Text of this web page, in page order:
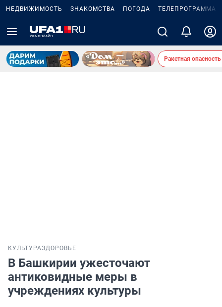
НЕДВИЖИМОСТЬ ЗНАКОМСТВА ПОГОДА ТЕЛЕПРОГРАММА
Ракетная
КУЛЬТУРАЗДОРОВЬЕ
В Башкирии ужесточают
антиковидные меры в
учреждениях культуры